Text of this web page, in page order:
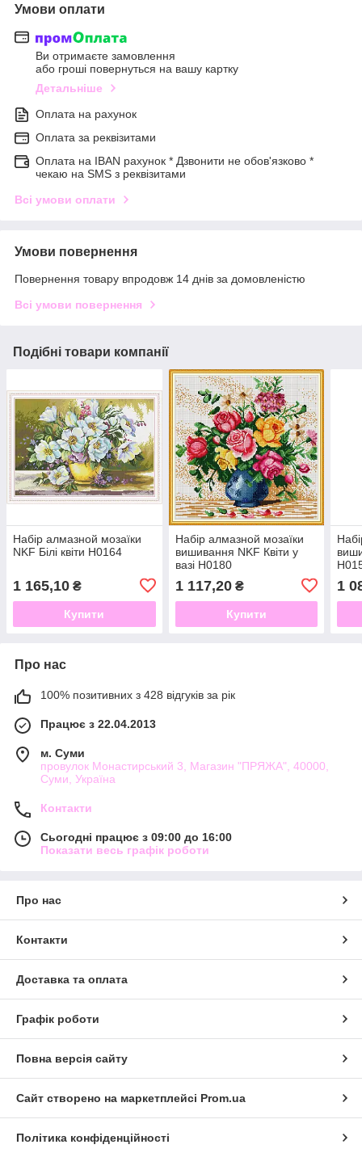
Умови оплати
Ви отримаєте замовлення
або гроші повернуться на вашу картку
Детальніше
Оплата на рахунок
Оплата за реквізитами
Оплата на IBAN рахунок * Дзвонити не обов'язково *
чекаю на SMS з реквізитами
Всі умови оплати
Умови повернення
Повернення товару впродовж 14 днів за домовленістю
Всі умови повернення
Подібні товари компанії
Набір алмазной мозаїки
NKF Білі квіти H0164
1 165,10 ₴
Купити
Набір алмазной мозаїки
вишивання NKF Квіти у
вазі H0180
1 117,20₴
Купити
1
Про нас
100% позитивних з 428 відгуків за рік
Працює з 22.04.2013
м. Суми
провулок Монастирський 3, Магазин "ПРЯЖА", 40000,
Суми, Україна
Контакти
Сьогодні працює з 09:00 до 16:00
Показати весь графік роботи
Про нас
Контакти
Доставка та оплата
Графік роботи
Повна версія сайту
Сайт створено на маркетплейсі Prom.ua
Політика конфіденційності